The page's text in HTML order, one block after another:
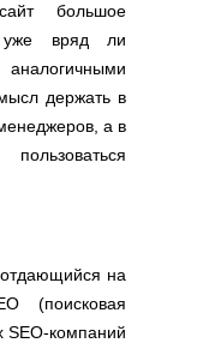
большое
уже вряд ли
держать в
а в
на
(поисковая
SEO-компаний